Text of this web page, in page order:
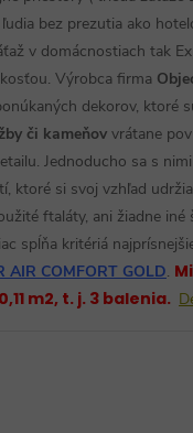
bez prezutia ako
v domácnostiach tak
Výrobca firma
dekorov, ktoré
či kameňov vrátane
Jednoducho sa s
ktoré si svoj vzhľad
ftaláty, ani žiadne iné
spĺňa kritériá
AIR COMFORT GOLD.
m2, t. j. 3 balenia.